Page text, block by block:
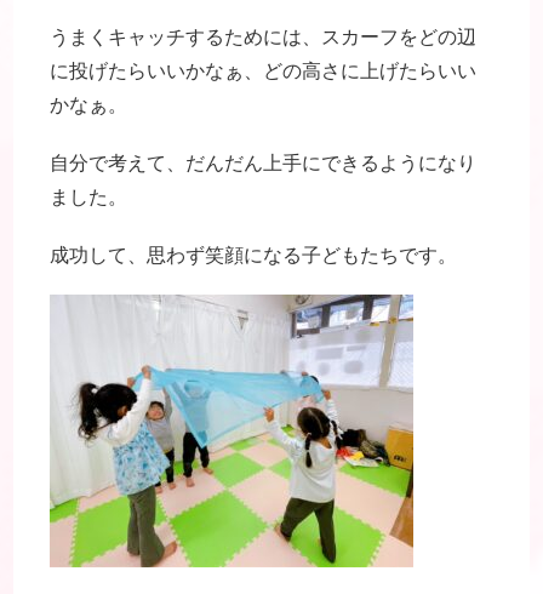
うまくキャッチするためには、スカーフをどの辺
に投げたらいいかなぁ、どの高さに上げたらいい
かなぁ。
自分で考えて、だんだん上手にできるようになり
ました。
成功して、思わず笑顔になる子どもたちです。